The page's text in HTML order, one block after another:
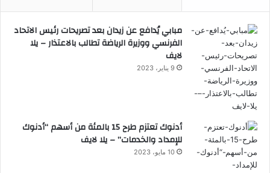
مبابي يُدافع عن زيدان بعد تصريحات رئيس الاتحاد
الفرنسي ووزيرة الرياضة تطالب بالاعتذار – يلا
لايف
9 يناير، 2023
أدنوك تعتزم طرح 15 بالمئة من أسهم “أدنوك
للإمداد والخدمات” – يلا لايف
10 مايو، 2023